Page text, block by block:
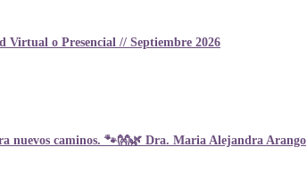
Virtual o Presencial // Septiembre 2026
nuevos caminos. 🐾👐🌿 Dra. Maria Alejandra Arango